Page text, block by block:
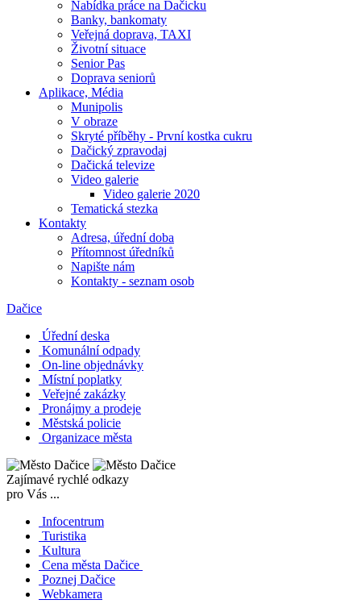
Nabídka práce na Dačicku
Banky, bankomaty
Veřejná doprava, TAXI
Životní situace
Senior Pas
Doprava seniorů
Aplikace, Média
Munipolis
V obraze
Skryté příběhy - První kostka cukru
Dačický zpravodaj
Dačická televize
Video galerie
Video galerie 2020
Tematická stezka
Kontakty
Adresa, úřední doba
Přítomnost úředníků
Napište nám
Kontakty - seznam osob
Dačice
Úřední deska
Komunální odpady
On-line objednávky
Místní poplatky
Veřejné zakázky
Pronájmy a prodeje
Městská policie
Organizace města
Zajímavé rychlé odkazy
pro Vás ...
Infocentrum
Turistika
Kultura
Cena města Dačice
Poznej Dačice
Webkamera